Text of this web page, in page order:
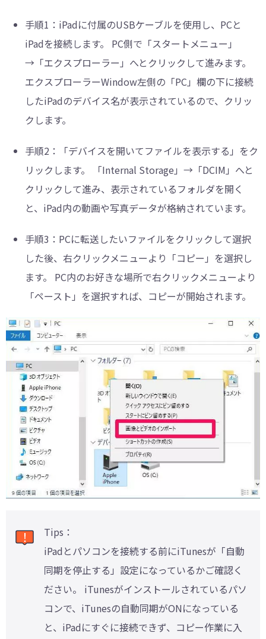
手順1： iPadに付属のUSBケーブルを使用し、PCと
iPadを接続します。 PC側で「スタートメニュー」
→「エクスプローラー」へとクリックして進みます。
エクスプローラーWindow左側の「PC」欄の下に接続
したiPadのデバイス名が表示されているので、クリッ
クします。
手順2：
「デバイスを開いてファイルを表示する」をク
リックします。 「Internal Storage」→「DCIM」へと
クリックして進み、表示されているフォルダを開く
と、iPad内の動画や写真データが格納されています。
手順3： PCに転送したいファイルをクリックして選択
した後、右クリックメニューより「コピー」を選択し
ます。 PC内のお好きな場所で右クリックメニューより
「ペースト」を選択すれば、コピーが開始されます。
Tips：
iPadとパソコンを接続する前にiTunesが「自動
同期を停止する」設定になっているかご確認く
ださい。 iTunesがインストールされているパソ
コンで、iTunesの自動同期がONになっている
と、iPadにすぐに接続できず、コピー作業に入